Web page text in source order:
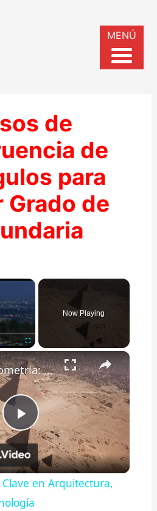
de
de
para
Grado de
×
Fullscreen
Now Playing
×
Play
Video
La Trigonometría: Clave en Arquitectura, Navegación y Tecnología
en Arquitectura,
MENÚ